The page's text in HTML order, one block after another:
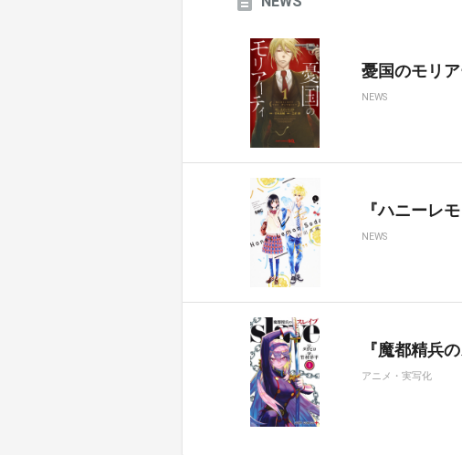
憂国のモリ
NEWS
『ハニーレ
NEWS
『魔都精兵
アニメ・実写化